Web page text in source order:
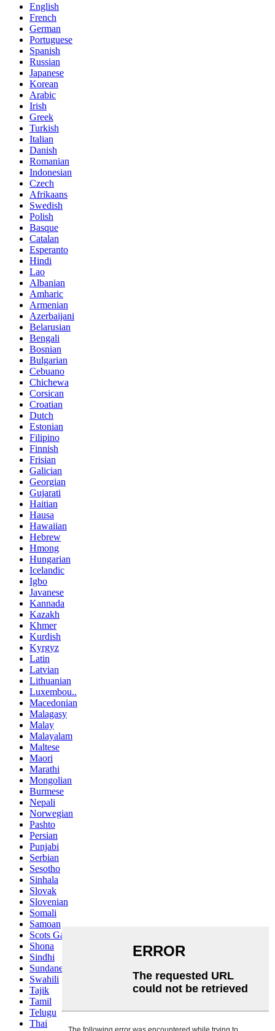
English
French
German
Portuguese
Spanish
Russian
Japanese
Korean
Arabic
Irish
Greek
Turkish
Italian
Danish
Romanian
Indonesian
Czech
Afrikaans
Swedish
Polish
Basque
Catalan
Esperanto
Hindi
Lao
Albanian
Amharic
Armenian
Azerbaijani
Belarusian
Bengali
Bosnian
Bulgarian
Cebuano
Chichewa
Corsican
Croatian
Dutch
Estonian
Filipino
Finnish
Frisian
Galician
Georgian
Gujarati
Haitian
Hausa
Hawaiian
Hebrew
Hmong
Hungarian
Icelandic
Igbo
Javanese
Kannada
Kazakh
Khmer
Kurdish
Kyrgyz
Latin
Latvian
Lithuanian
Luxembou..
Macedonian
Malagasy
Malay
Malayalam
Maltese
Maori
Marathi
Mongolian
Burmese
Nepali
Norwegian
Pashto
Persian
Punjabi
Serbian
Sesotho
Sinhala
Slovak
Slovenian
Somali
Samoan
Scots Gaelic
Shona
Sindhi
Sundanese
Swahili
Tajik
Tamil
Telugu
Thai